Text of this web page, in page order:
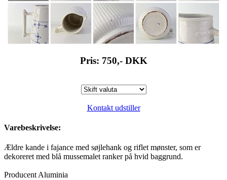
Pris: 750,- DKK
Kontakt udstiller
Varebeskrivelse:
Ældre kande i fajance med søjlehank og riflet mønster, som er
dekoreret med blå mussemalet ranker på hvid baggrund.
Producent Aluminia